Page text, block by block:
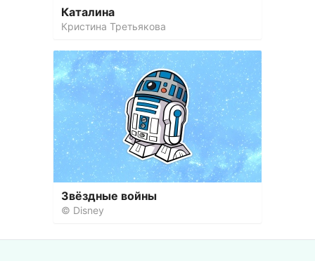
Каталина
Кристина Третьякова
Звёздные войны
© Disney